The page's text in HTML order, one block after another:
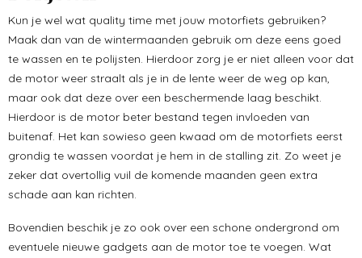
Kun je wel wat quality time met jouw motorfiets gebruiken?
Maak dan van de wintermaanden gebruik om deze eens goed
te wassen en te polijsten. Hierdoor zorg je er niet alleen voor dat
de motor weer straalt als je in de lente weer de weg op kan,
maar ook dat deze over een beschermende laag beschikt.
Hierdoor is de motor beter bestand tegen invloeden van
buitenaf. Het kan sowieso geen kwaad om de motorfiets eerst
grondig te wassen voordat je hem in de stalling zit. Zo weet je
zeker dat overtollig vuil de komende maanden geen extra
schade aan kan richten.
Bovendien beschik je zo ook over een schone ondergrond om
eventuele nieuwe gadgets aan de motor toe te voegen. Wat